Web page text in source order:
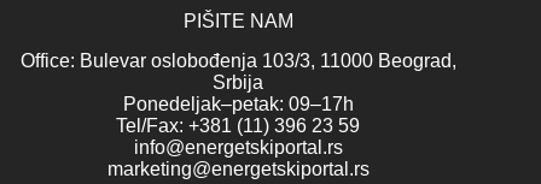
PIŠITE NAM
Office: Bulevar oslobođenja 103/3, 11000 Beograd,
Srbija
Ponedeljak–petak: 09–17h
Tel/Fax: +381 (11) 396 23 59
info@energetskiportal.rs
marketing@energetskiportal.rs